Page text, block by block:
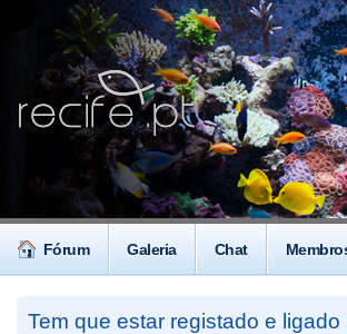
Fórum Galeria Chat
Tem que estar registado e ligado